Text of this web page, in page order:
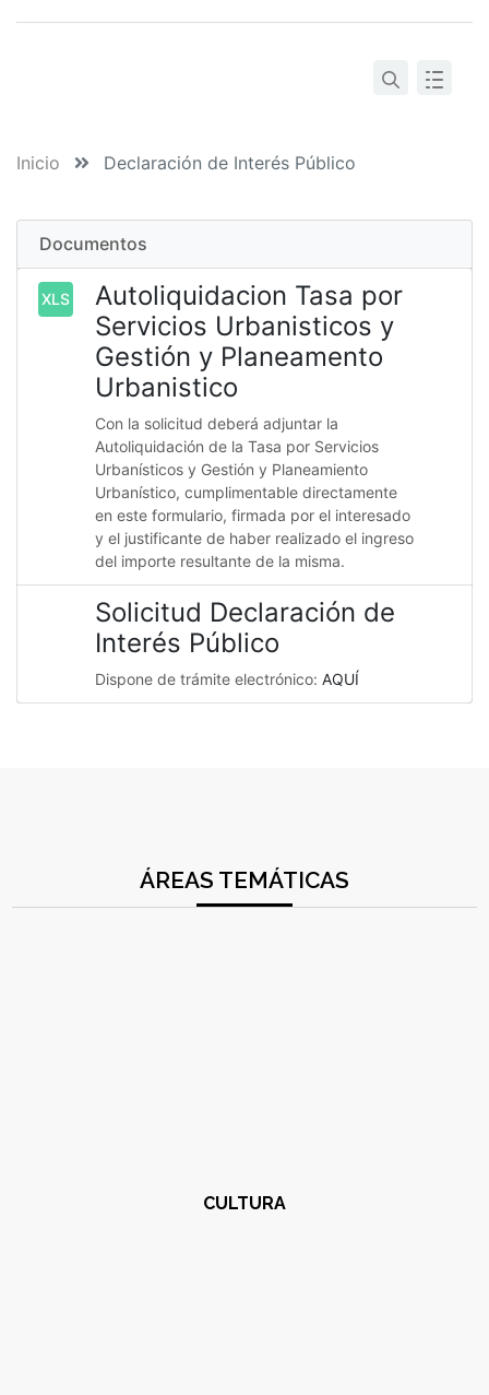
Inicio Declaración de Interés Público
Documentos
XLS
Autoliquidacion Tasa por
Servicios Urbanisticos y
Gestión y Planeamento
Urbanistico
Con la solicitud deberá adjuntar la
Autoliquidación de la Tasa por Servicios
Urbanísticos y Gestión y Planeamiento
Urbanístico, cumplimentable directamente
en este formulario, firmada por el interesado
y el justificante de haber realizado el ingreso
del importe resultante de la misma.
Solicitud Declaración de
Interés Público
Dispone de trámite electrónico: AQUÍ
ÁREAS TEMÁTICAS
CULTURA